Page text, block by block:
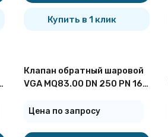
Купить в 1 клик
Клапан обратный шаровой
VGA MQ83.00 DN 250 PN 16
Цена по запросу